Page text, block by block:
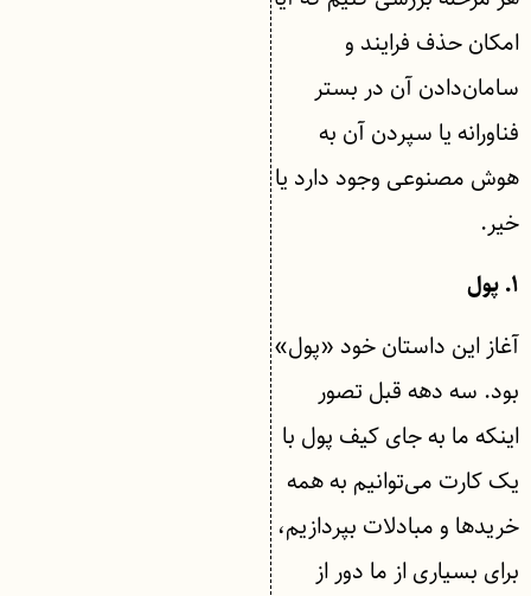
امکان حذف فرایند و
سامان‌دادن آن در بستر
فناورانه یا سپردن آن به
هوش مصنوعی وجود دارد یا
خیر.
۱. پول
آغاز این داستان خود «پول»
بود. سه دهه قبل تصور
اینکه ما به جای کیف پول با
یک کارت می‌توانیم به همه
خرید‌ها و مبادلات بپردازیم،
برای بسیاری از ما دور از